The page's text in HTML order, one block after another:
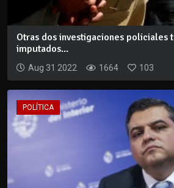
Otras dos investigaciones policiales
imputados...
Aug 31 2022 1664 103
POLÍTICA